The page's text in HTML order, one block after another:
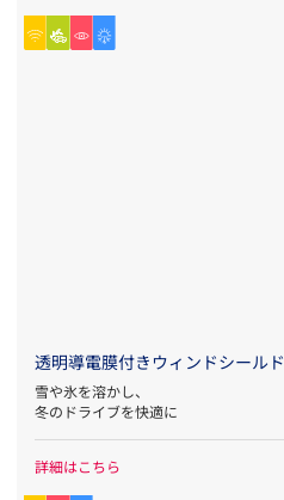
透明導電膜付きウィンドシールド
雪や氷を溶かし、
冬のドライブを快適に
詳細はこちら